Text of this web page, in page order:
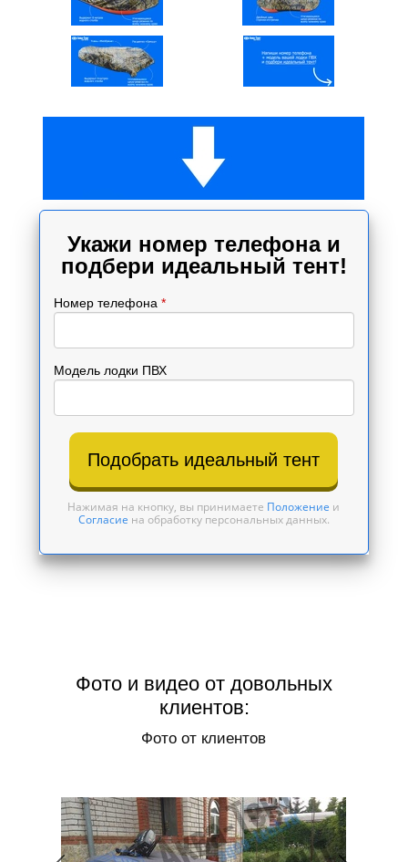
Укажи номер телефона и
подбери идеальный тент!
Номер телефона *
Модель лодки ПВХ
Подобрать идеальный тент
Нажимая на кнопку, вы принимаете Положение и
Согласие на обработку персональных данных.
Фото и видео от довольных
клиентов:
Фото от клиентов